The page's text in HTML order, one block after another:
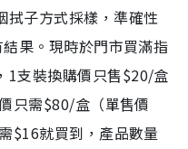
拭子方式採樣，準確性
果。現時於門市買滿指
1支裝換購價只售$20/盒
只需$80/盒（單售價
$16就買到，產品數量